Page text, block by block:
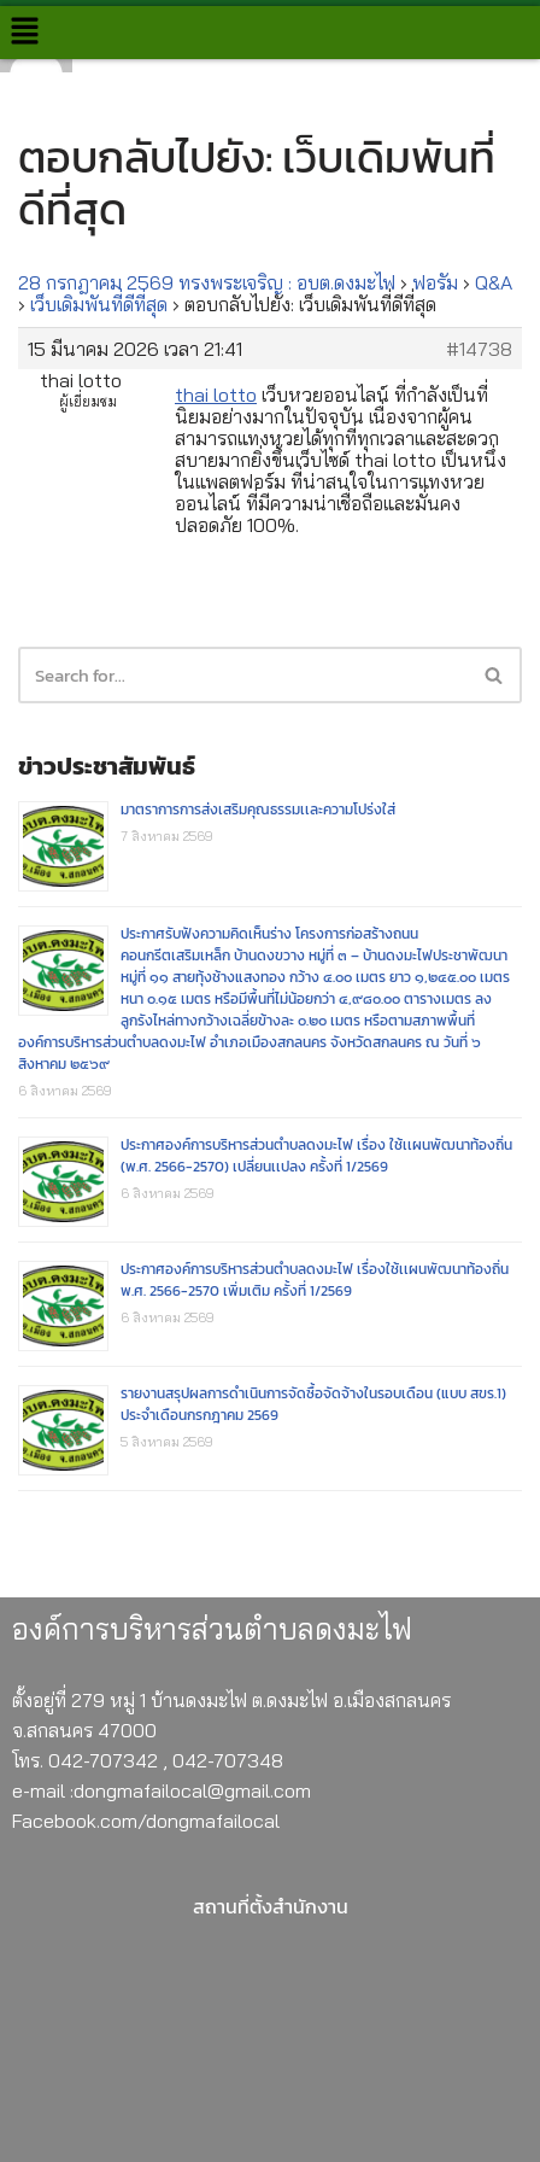
Skip
ตอบกลับไปยัง: เว็บเดิมพันที่
ดีที่สุด
28 กรกฎาคม 2569 ทรงพระเจริญ : อบต.ดงมะไฟ › ฟอรั่ม › Q&A
› เว็บเดิมพันที่ดีที่สุด › ตอบกลับไปยัง: เว็บเดิมพันที่ดีที่สุด
15 มีนาคม 2026 เวลา 21:41
#14738
thai lotto
ผู้เยี่ยมชม thai lotto เว็บหวยออนไลน์ ที่กำลังเป็นที่
นิยมอย่างมากในปัจจุบัน เนื่องจากผู้คน
สามารถแทงหวยได้ทุกที่ทุกเวลาและสะดวก
สบายมากยิ่งขึ้นเว็บไซด์ thai lotto เป็นหนึ่ง
ในแพลตฟอร์ม ที่น่าสนใจในการแทงหวย
ออนไลน์ ที่มีความน่าเชื่อถือและมั่นคง
ปลอดภัย 100%.
ข่าวประชาสัมพันธ์
มาตราการการส่งเสริมคุณธรรมเเละความโปร่งใส่
7 สิงหาคม 2569
ประกาศรับฟังความคิดเห็นร่าง โครงการก่อสร้างถนน
คอนกรีตเสริมเหล็ก บ้านดงขวาง หมู่ที่ ๓ – บ้านดงมะไฟประชาพัฒนา
หมู่ที่ ๑๑ สายทุ้งช้างแสงทอง กว้าง ๔.๐๐ เมตร ยาว ๑,๒๔๕.๐๐ เมตร
หนา ๐.๑๕ เมตร หรือมีพื้นที่ไม่น้อยกว่า ๔,๙๘๐.๐๐ ตารางเมตร ลง
ลูกรังไหล่ทางกว้างเฉลี่ยข้างละ ๐.๒๐ เมตร หรือตามสภาพพื้นที่
องค์การบริหารส่วนตำบลดงมะไฟ อำเภอเมืองสกลนคร จังหวัดสกลนคร ณ วันที่ ๖
สิงหาคม ๒๕๖๙
6 สิงหาคม 2569
ประกาศองค์การบริหารส่วนตำบลดงมะไฟ เรื่อง ใช้เเผนพัฒนาท้องถิ่น
(พ.ศ. 2566-2570) เปลี่ยนเเปลง ครั้งที่ 1/2569
6 สิงหาคม 2569
ประกาศองค์การบริหารส่วนตำบลดงมะไฟ เรื่องใช้เเผนพัฒนาท้องถิ่น
พ.ศ. 2566-2570 เพิ่มเติม ครั้งที่ 1/2569
6 สิงหาคม 2569
รายงานสรุปผลการดำเนินการจัดซื้อจัดจ้างในรอบเดือน (แบบ สขร.1)
ประจำเดือนกรกฎาคม 2569
5 สิงหาคม 2569
องค์การบริหารส่วนตำบลดงมะไฟ
ตั้งอยู่ที่ 279 หมู่ 1 บ้านดงมะไฟ ต.ดงมะไฟ อ.เมืองสกลนคร
จ.สกลนคร 47000
โทร. 042-707342 , 042-707348
e-mail :dongmafailocal@gmail.com
Facebook.com/dongmafailocal
สถานที่ตั้งสำนักงาน